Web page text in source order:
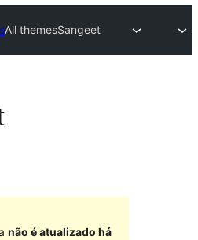
All themesSangeet
não é atualizado há